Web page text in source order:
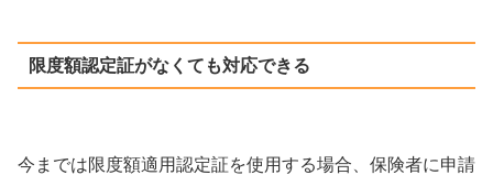
限度額認定証がなくても対応できる
今までは限度額適用認定証を使用する場合、保険者に申請